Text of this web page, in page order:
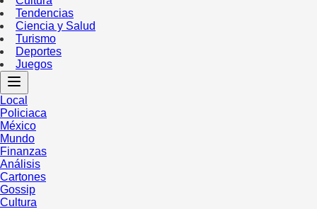
Tendencias
Ciencia y Salud
Turismo
Deportes
Juegos
Local
Policiaca
México
Mundo
Finanzas
Análisis
Cartones
Gossip
Cultura